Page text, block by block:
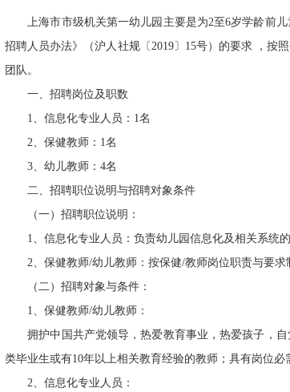
上海市市级机关第一幼儿园主要是为2至6岁学龄前儿
招聘人员办法》（沪人社规〔2019〕15号）的要求 ，按
团队。
一、招聘岗位及职数
1、信息化专业人员：1名
2、保健教师：1名
3、幼儿教师：4名
二、招聘职位说明与招聘对象条件
（一）招聘职位说明：
1、信息化专业人员：负责幼儿园信息化及相关系统的
2、保健教师/幼儿教师：按保健/教师岗位职责与要求
（二）招聘对象与条件：
1、保健教师/幼儿教师：
拥护中国共产党领导，热爱教育事业，热爱孩子，自
类毕业生或有10年以上相关教育经验的教师；具有岗位
2、信息化专业人员：